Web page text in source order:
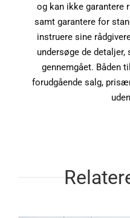
og kan ikke garantere
samt garantere for
instruere sine
undersøge de
gennemgået. Båden
forudgående salg,